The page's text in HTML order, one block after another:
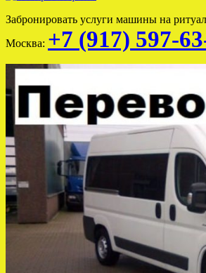
Забронировать услуги машины на
Москва: +7 (917) 597-